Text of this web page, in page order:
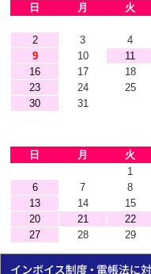
日
月 火
2
3 4
9
10 11
16
17 18
23
24 25
30
31
日
月 火
1
6
7 8
13
14 15
20
21 22
27
28 29